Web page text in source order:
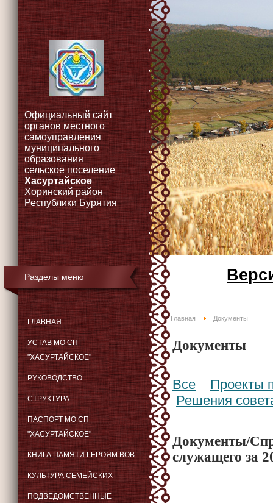
Официальный сайт
органов местного
самоуправления
муниципального
образования
сельское поселение
Хасуртайское
Хоринский район
Республики Бурятия
Разделы меню
ГЛАВНАЯ
УСТАВ МО СП
"ХАСУРТАЙСКОЕ"
РУКОВОДСТВО
СТРУКТУРА
ПАСПОРТ МО СП
"ХАСУРТАЙСКОЕ"
КНИГА ПАМЯТИ ГЕРОЯМ ВОВ
КУЛЬТУРА СЕМЕЙСКИХ
ПОДВЕДОМСТВЕННЫЕ
Главная Документы
Документы
Все
Проекты
Решения
Документы/
служащего за